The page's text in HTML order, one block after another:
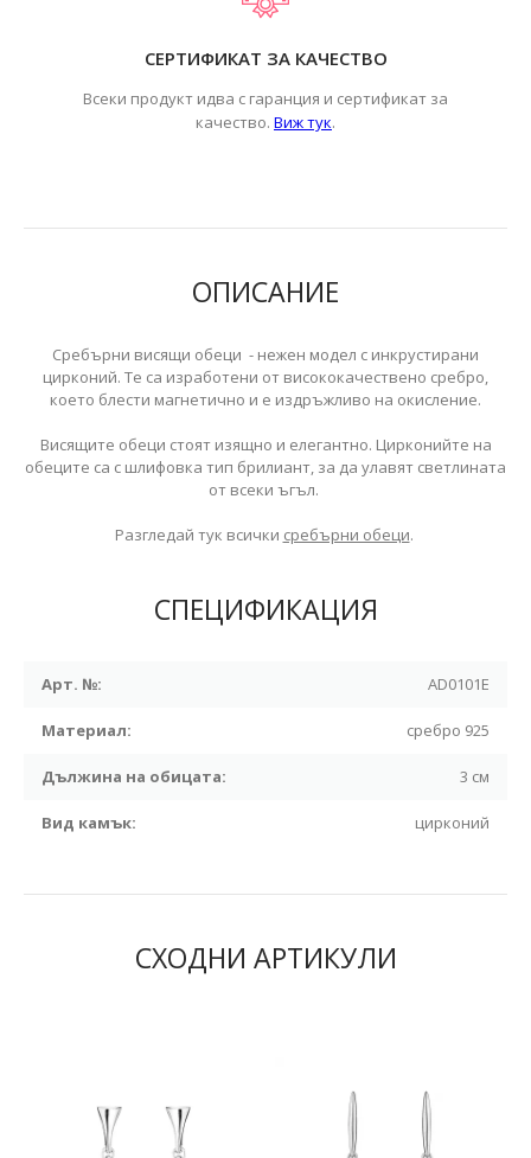
СЕРТИФИКАТ ЗА КАЧЕСТВО
Всеки продукт идва с гаранция и сертификат за
качество. Виж тук.
ОПИСАНИЕ
Сребърни висящи обеци - нежен модел с инкрустирани
цирконий. Те са изработени от висококачествено сребро,
което блести магнетично и е издръжливо на окисление.
Висящите обеци стоят изящно и елегантно. Цирконийте на
обеците са с шлифовка тип брилиант, за да улавят светлината
от всеки ъгъл.
Разгледай тук всички сребърни обеци.
СПЕЦИФИКАЦИЯ
Арт. №: AD0101E
Материал: сребро 925
Дължина на обицата: 3 см
Вид камък: цирконий
СХОДНИ АРТИКУЛИ